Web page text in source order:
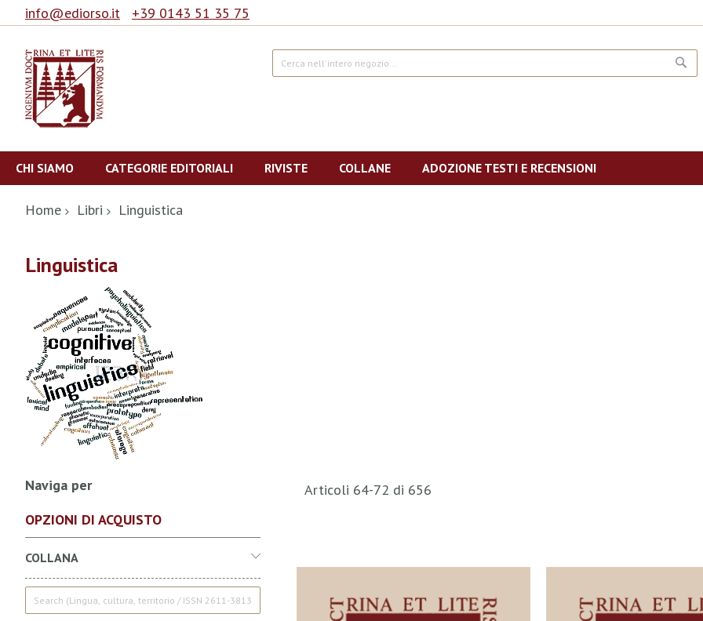
info@ediorso.it +39 0143 51 35 75
Cerca
al
contenuto
CHI SIAMO CATEGORIE EDITORIALI RIVISTE COLLANE ADOZIONE TESTI E RECENSIONI
Home Libri Linguistica
Linguistica
Articoli 64-72 di 656
Naviga per
OPZIONI DI ACQUISTO
COLLANA